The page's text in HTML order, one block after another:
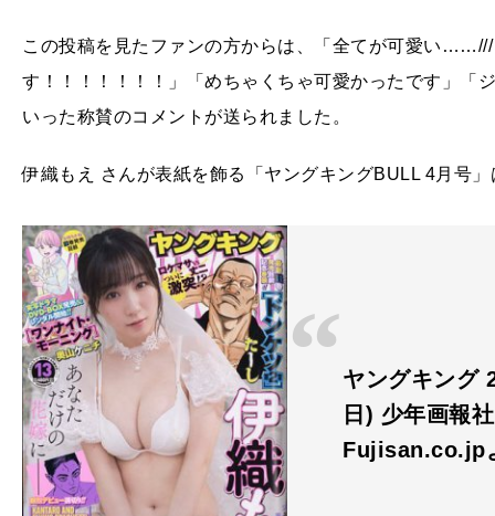
この投稿を見たファンの方からは、「全てが可愛い
す！！！！！！！」「めちゃくちゃ可愛かったです」「
いった称賛のコメントが送られました。
伊織もえ さんが表紙を飾る「ヤングキングBULL 4月号
ヤングキング
日) 少年画報社
Fujisan.co.jp